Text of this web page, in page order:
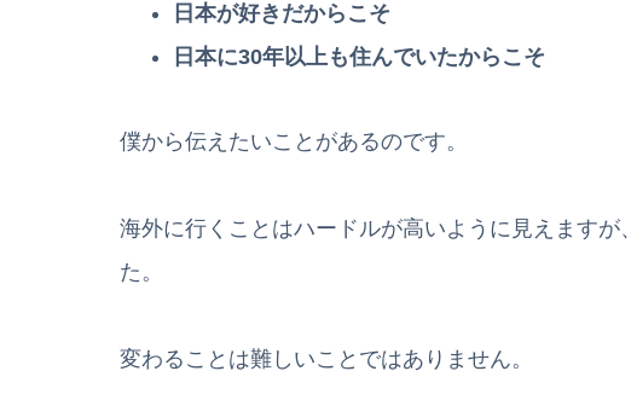
日本が好きだからこそ
日本に30年以上も住んでいたからこそ
僕から伝えたいことがあるのです。
海外に行くことはハードルが高いように見えますが、
た。
変わることは難しいことではありません。